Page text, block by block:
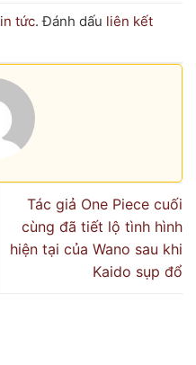
tức. Đánh dấu liên kết
Tác giả One Piece cuối
cùng đã tiết lộ tình hình
hiện tại của Wano sau khi
Kaido sụp đổ